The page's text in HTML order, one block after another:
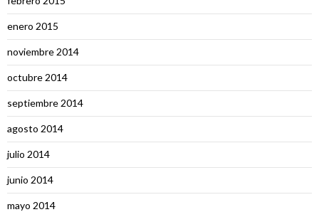
enero 2015
noviembre 2014
octubre 2014
septiembre 2014
agosto 2014
julio 2014
junio 2014
mayo 2014